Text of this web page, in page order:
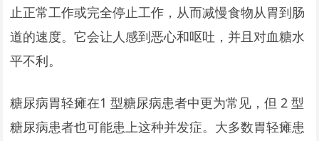
止正常工作或完全停止工作，从而减慢食物从胃到肠
道的速度。它会让人感到恶心和呕吐，并且对血糖水
平不利。
糖尿病胃轻瘫在1 型糖尿病患者中更为常见，但 2 型
糖尿病患者也可能患上这种并发症。大多数胃轻瘫患